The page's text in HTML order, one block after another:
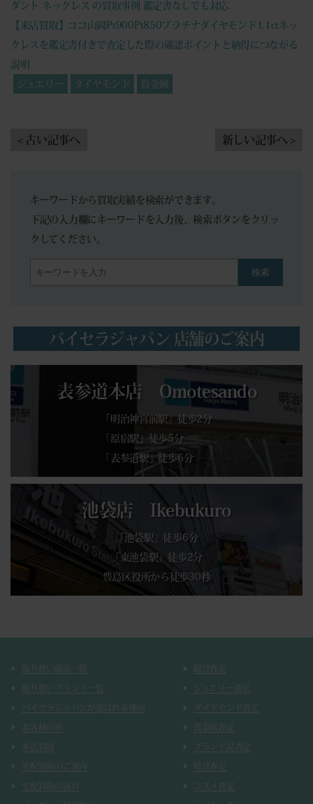
ダント ネックレス の買取事例 鑑定書なしでも対応
【来店買取】ココ山岡Pt900Pt850プラチナダイヤモンド1.1ctネッ
クレスを鑑定書付きで査定した際の確認ポイントと納得につながる
説明
ジュエリー
ダイヤモンド 貴金属
< 古い記事へ 新しい記事へ >
キーワードから買取実績を検索ができます。
下記の入力欄にキーワードを入力後、検索ボタンをクリッ
クしてください。
検索
バイセラジャパン 店舗のご案内
表参道本店 Omotesando
「明治神宮前駅」徒歩2分
「原宿駅」徒歩5分
「表参道駅」徒歩6分
池袋店 Ikebukuro
「池袋駅」徒歩6分
「東池袋駅」徒歩2分
豊島区役所から徒歩30秒
取り扱い商品一覧
取り扱いブランド一覧
バイセラジャパンが選ばれる理由
お客様の声
来店買取
宅配買取のご案内
宅配買取の流れ
総合査定
ジュエリー査定
ダイヤモンド査定
貴金属査定
ブランド品査定
時計査定
コスメ査定